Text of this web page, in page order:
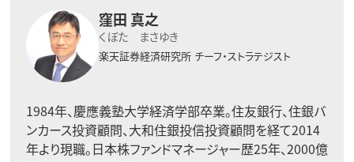
窪田 真之
くぼた まさゆき
楽天証券経済研究所 チーフ・ストラテジスト
1984年、慶應義塾大学経済学部卒業。住友銀行、住銀バ
ンカース投資顧問、大和住銀投信投資顧問を経て2014
年より現職。日本株ファンドマネージャー歴25年、2000億